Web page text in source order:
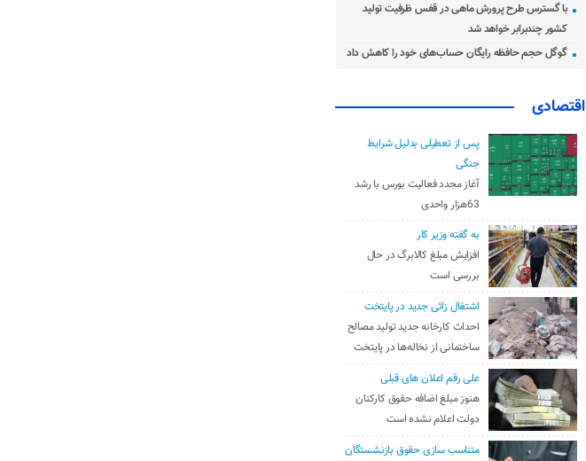
با گسترس طرح پرورش ماهی در قفس ظرفیت تولید
کشور چندبرابر خواهد شد
گوگل حجم حافظه رایگان حساب‌های خود را کاهش داد
اقتصادی
پس از تعطیلی بدلیل شرایط
جنگی
آغاز مجدد فعالیت بورس با رشد
63هزار واحدی
به گفته وزیر کار
افزایش مبلغ کالابرگ در حال
بررسی است
اشتغال زائی جدید در پایتخت
احداث کارخانه جدید تولید مصالح
ساختمانی از نخاله‌ها در پایتخت
علی رقم اعلان های قبلی
هنوز مبلغ اضافه حقوق کارکنان
دولت اعلام نشده است
متناسب سازی حقوق بازنشستگان